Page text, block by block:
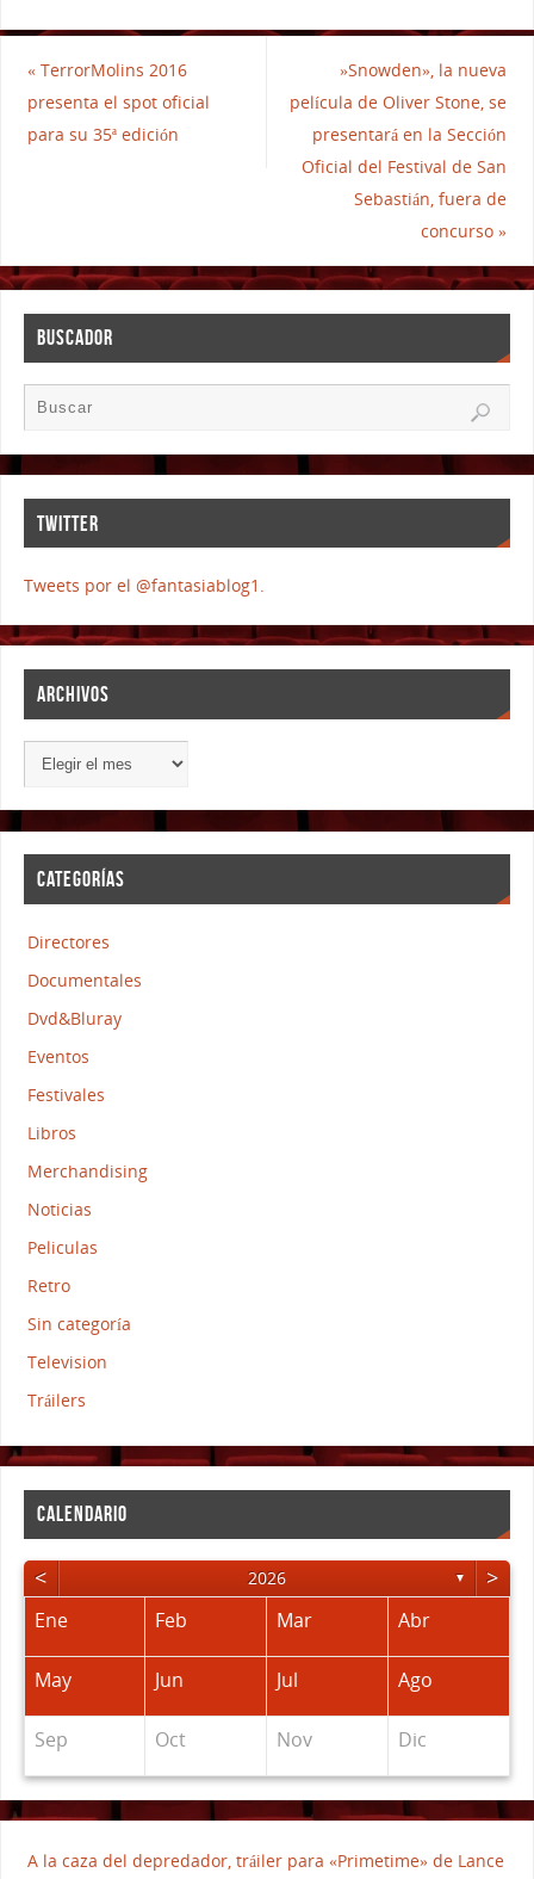
«TerrorMolins 2016
presenta el spot oficial
para su 35ª edición
»Snowden», la nueva
película de Oliver Stone, se
presentará en la Sección
Oficial del Festival de San
Sebastián, fuera de
concurso»
BUSCADOR
TWITTER
Tweets por el @fantasiablog1.
ARCHIVOS
CATEGORÍAS
Directores
Documentales
Dvd&Bluray
Eventos
Festivales
Libros
Merchandising
Noticias
Peliculas
Retro
Sin categoría
Television
Tráilers
CALENDARIO
< 2026 ▼ >
Ene Feb Mar Abr
May Jun Jul Ago
Sep Oct Nov Dic
A la caza del depredador, tráiler para «Primetime» de Lance